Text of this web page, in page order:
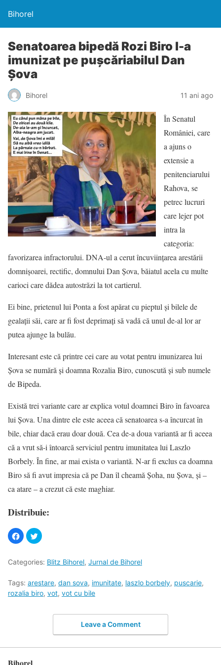
Bihorel
Senatoarea bipedă Rozi Biro l-a
imunizat pe puşcăriabilul Dan
Şova
Bihorel 11 ani ago
În Senatul
României, care
a ajuns o
extensie a
penitenciarului
Rahova, se
petrec lucruri
care lejer pot
intra la
categoria:
favorizarea infractorului. DNA-ul a cerut încuviinţarea arestării
domnişoarei, rectific, domnului Dan Şova, băiatul acela cu multe
carioci care dădea autostrăzi la tot cartierul.
Ei bine, prietenul lui Ponta a fost apărat cu pieptul şi bilele de
gealaţii săi, care ar fi fost deprimaţi să vadă că unul de-al lor ar
putea ajunge la bulău.
Interesant este că printre cei care au votat pentru imunizarea lui
Şova se numără şi doamna Rozalia Biro, cunoscută şi sub numele
de Bipeda.
Există trei variante care ar explica votul doamnei Biro în favoarea
lui Şova. Una dintre ele este aceea că senatoarea s-a încurcat în
bile, chiar dacă erau doar două. Cea de-a doua variantă ar fi aceea
că a vrut să-i întoarcă serviciul pentru imunitatea lui Laszlo
Borbely. În fine, ar mai exista o variantă. N-ar fi exclus ca doamna
Biro să fi avut impresia că pe Dan îl cheamă Şoha, nu Şova, şi –
ca atare – a crezut că este maghiar.
Distribuie:
Categories: Blitz Bihorel, Jurnal de Bihorel
Tags: arestare, dan sova, imunitate, laszlo borbely, puscarie,
rozalia biro, vot, vot cu bile
Leave a Comment